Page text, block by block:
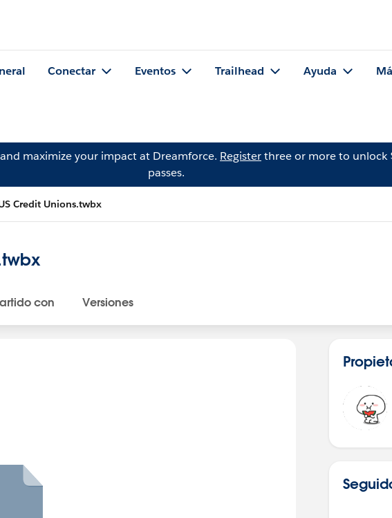
Conectar Eventos Trailhead Ayuda
maximize your impact at Dreamforce. Registerthree or more to unlock
passes.
Credit Unions.twbx
con Versiones